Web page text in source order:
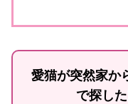
愛猫が突然家か
で探し